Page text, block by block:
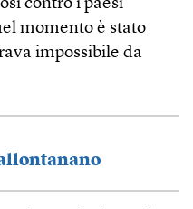
contro i paesi
momento è stato
impossibile da